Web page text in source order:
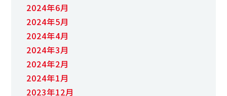
2024年6月
2024年5月
2024年4月
2024年3月
2024年2月
2024年1月
2023年12月